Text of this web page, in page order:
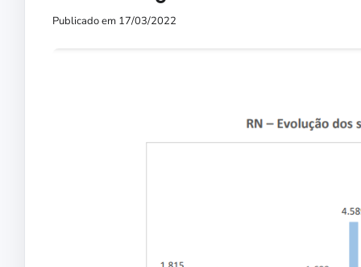
Publicado em 17/03/2022